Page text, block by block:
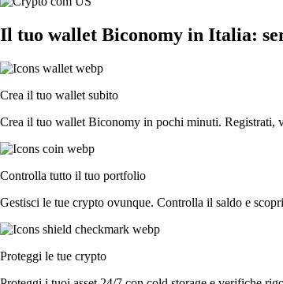
Il tuo wallet Biconomy in Italia:
Crea il tuo wallet subito
Crea il tuo wallet Biconomy in pochi minuti. Registrati,
Controlla tutto il tuo portfolio
Gestisci le tue crypto ovunque. Controlla il saldo e
Proteggi le tue crypto